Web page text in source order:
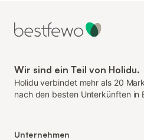
Wir sind ein Teil von Holidu.
Holidu verbindet mehr als 20
nach den besten Unterkünften in
Unternehmen